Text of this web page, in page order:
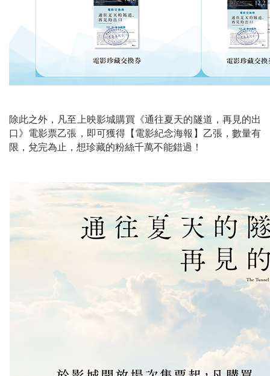
除此之外，凡至上映影城購買《通往夏天的隧道，再見的出
口》電影票乙張，即可獲得【電影紀念海報】乙張，數量有
限，兌完為止，想珍藏的粉絲千萬不能錯過！